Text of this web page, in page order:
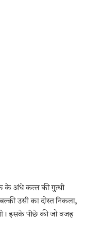
के अंधे कत्ल की गुत्थी
उसी का दोस्त निकला,
इसके पीछे की जो वजह